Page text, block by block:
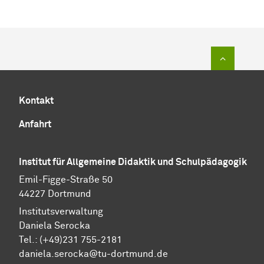
Kontakt
Anfahrt
Institut für Allgemeine Didaktik und Schulpädagogik
Emil-Figge-Straße 50
44227 Dortmund
Institutsverwaltung
Daniela Serocka
Tel.: (+49)231 755-2181
​​​​​​​daniela.serocka@tu-dortmund.de